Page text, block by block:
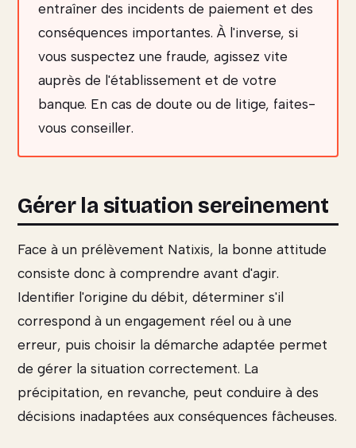
entraîner des incidents de paiement et des
conséquences importantes. À l'inverse, si
vous suspectez une fraude, agissez vite
auprès de l'établissement et de votre
banque. En cas de doute ou de litige, faites-
vous conseiller.
Gérer la situation sereinement
Face à un prélèvement Natixis, la bonne attitude
consiste donc à comprendre avant d'agir.
Identifier l'origine du débit, déterminer s'il
correspond à un engagement réel ou à une
erreur, puis choisir la démarche adaptée permet
de gérer la situation correctement. La
précipitation, en revanche, peut conduire à des
décisions inadaptées aux conséquences fâcheuses.